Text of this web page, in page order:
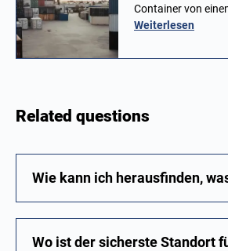
Container von
Weiterlesen
Related questions
Wie kann ich herausfinden,
Wo ist der sicherste Standort